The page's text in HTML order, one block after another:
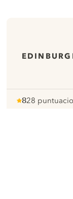
Note :
8
pour
28